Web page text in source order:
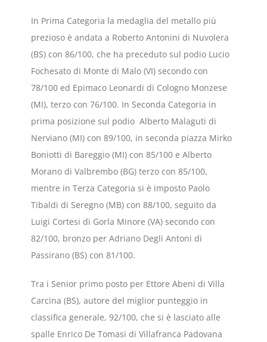
In Prima Categoria la medaglia del metallo più
prezioso è andata a Roberto Antonini di Nuvolera
(BS) con 86/100, che ha preceduto sul podio Lucio
Fochesato di Monte di Malo (VI) secondo con
78/100 ed Epimaco Leonardi di Cologno Monzese
(MI), terzo con 76/100. In Seconda Categoria in
prima posizione sul podio Alberto Malaguti di
Nerviano (MI) con 89/100, in seconda piazza Mirko
Boniotti di Bareggio (MI) con 85/100 e Alberto
Morano di Valbrembo (BG) terzo con 85/100,
mentre in Terza Categoria si è imposto Paolo
Tibaldi di Seregno (MB) con 88/100, seguito da
Luigi Cortesi di Gorla Minore (VA) secondo con
82/100, bronzo per Adriano Degli Antoni di
Passirano (BS) con 81/100.
Tra i Senior primo posto per Ettore Abeni di Villa
Carcina (BS), autore del miglior punteggio in
classifica generale, 92/100, che si è lasciato alle
spalle Enrico De Tomasi di Villafranca Padovana